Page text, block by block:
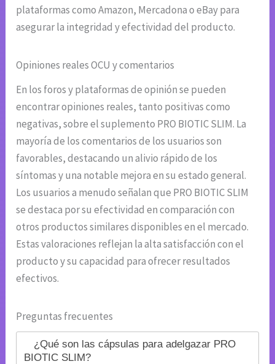
plataformas como Amazon, Mercadona o eBay para
asegurar la integridad y efectividad del producto.
Opiniones reales OCU y comentarios
En los foros y plataformas de opinión se pueden
encontrar opiniones reales, tanto positivas como
negativas, sobre el suplemento PRO BIOTIC SLIM. La
mayoría de los comentarios de los usuarios son
favorables, destacando un alivio rápido de los
síntomas y una notable mejora en su estado general.
Los usuarios a menudo señalan que PRO BIOTIC SLIM
se destaca por su efectividad en comparación con
otros productos similares disponibles en el mercado.
Estas valoraciones reflejan la alta satisfacción con el
producto y su capacidad para ofrecer resultados
efectivos.
Preguntas frecuentes
¿Qué son las cápsulas para adelgazar PRO
BIOTIC SLIM?